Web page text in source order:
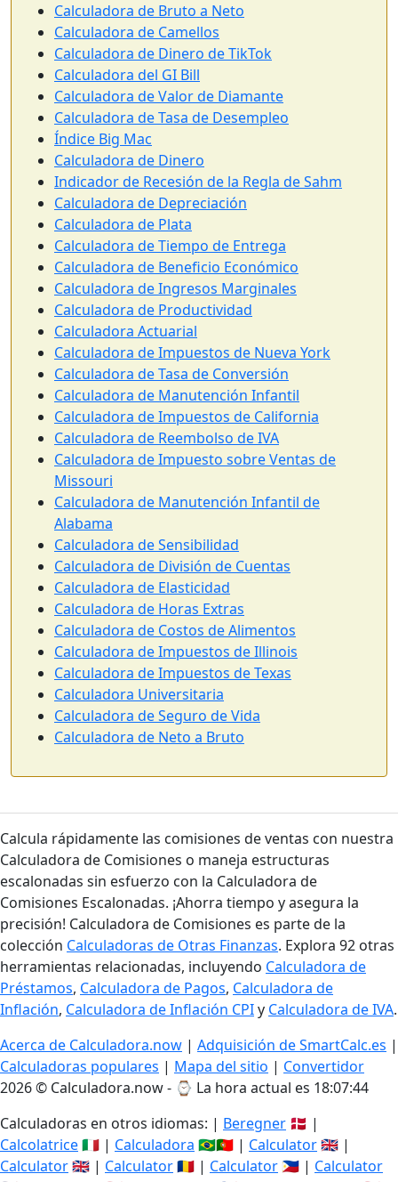
Calculadora de Bruto a Neto
Calculadora de Camellos
Calculadora de Dinero de TikTok
Calculadora del GI Bill
Calculadora de Valor de Diamante
Calculadora de Tasa de Desempleo
Índice Big Mac
Calculadora de Dinero
Indicador de Recesión de la Regla de Sahm
Calculadora de Depreciación
Calculadora de Plata
Calculadora de Tiempo de Entrega
Calculadora de Beneficio Económico
Calculadora de Ingresos Marginales
Calculadora de Productividad
Calculadora Actuarial
Calculadora de Impuestos de Nueva York
Calculadora de Tasa de Conversión
Calculadora de Manutención Infantil
Calculadora de Impuestos de California
Calculadora de Reembolso de IVA
Calculadora de Impuesto sobre Ventas de
Missouri
Calculadora de Manutención Infantil de
Alabama
Calculadora de Sensibilidad
Calculadora de División de Cuentas
Calculadora de Elasticidad
Calculadora de Horas Extras
Calculadora de Costos de Alimentos
Calculadora de Impuestos de Illinois
Calculadora de Impuestos de Texas
Calculadora Universitaria
Calculadora de Seguro de Vida
Calculadora de Neto a Bruto
Calcula rápidamente las comisiones de ventas con nuestra
Calculadora de Comisiones o maneja estructuras
escalonadas sin esfuerzo con la Calculadora de
Comisiones Escalonadas. ¡Ahorra tiempo y asegura la
precisión! Calculadora de Comisiones es parte de la
colección Calculadoras de Otras Finanzas. Explora 92 otras
herramientas relacionadas, incluyendo Calculadora de
Préstamos, Calculadora de Pagos, Calculadora de
Inflación, Calculadora de Inflación CPIy Calculadora de IVA.
Acerca de Calculadora.now | Adquisición de SmartCalc.es |
Calculadoras populares | Mapa del sitio | Convertidor
2026 © Calculadora.now - ⌚ La hora actual es 18:07:45
Calculadoras en otros idiomas: | Beregner 🇩🇰 |
Calcolatrice🇮🇹 | Calculadora 🇧🇷🇵🇹 | Calculator🇬🇧 |
Calculator🇬🇧 | Calculator🇷🇴 | Calculator 🇵🇭 | Calculator